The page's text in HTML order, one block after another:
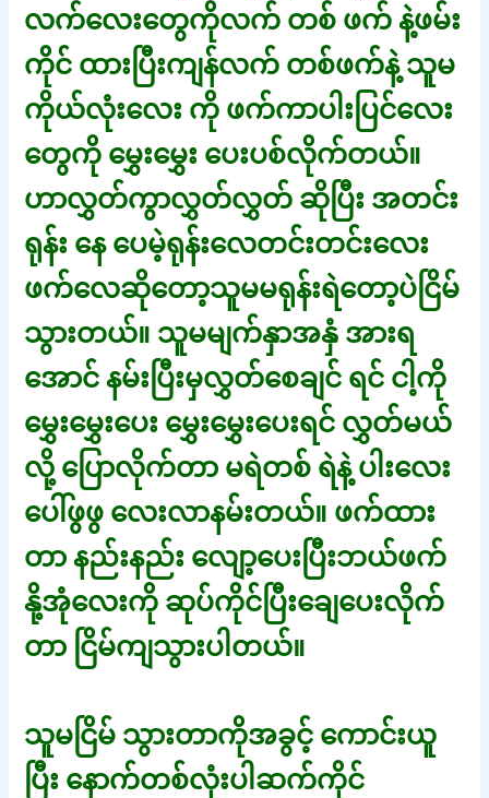
လက်လေးတွေကိုလက် တစ် ဖက် နဲ့ဖမ်း
ကိုင် ထားပြီးကျန်လက် တစ်ဖက်နဲ့ သူမ
ကိုယ်လုံးလေး ကို ဖက်ကာပါးပြင်လေး
တွေကို မွှေးမွှေး ပေးပစ်လိုက်တယ်။
ဟာလွှတ်ကွာလွှတ်လွှတ် ဆိုပြီး အတင်း
ရုန်း နေ ပေမဲ့ရုန်းလေတင်းတင်းလေး
ဖက်လေဆိုတော့သူမမရုန်းရဲတော့ပဲငြိမ်
သွားတယ်။ သူမမျက်နှာအနှံ အားရ
အောင် နမ်းပြီးမှလွှတ်စေချင် ရင် ငါ့ကို
မွှေးမွှေးပေး မွှေးမွှေးပေးရင် လွှတ်မယ်
လို့ ပြောလိုက်တာ မရဲတစ် ရဲနဲ့ ပါးလေး
ပေါ်ဖွဖွ လေးလာနမ်းတယ်။ ဖက်ထား
တာ နည်းနည်း လျော့ပေးပြီးဘယ်ဖက်
နို့အုံလေးကို ဆုပ်ကိုင်ပြီးချေပေးလိုက်
တာ ငြိမ်ကျသွားပါတယ်။
သူမငြိမ် သွားတာကိုအခွင့် ကောင်းယူ
ပြီး နောက်တစ်လုံးပါဆက်ကိုင်